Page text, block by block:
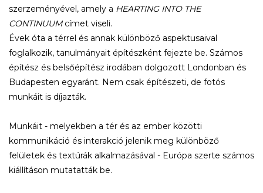
szerzeményével, amely a HEARTING INTO THE
CONTINUUMcímet viseli.
Évek óta a térrel és annak különböző aspektusaival
foglalkozik, tanulmányait építészként fejezte be. Számos
építész és belsőépítész irodában dolgozott Londonban és
Budapesten egyaránt. Nem csak építészeti, de fotós
munkáit is díjazták.
Munkáit - melyekben a tér és az ember közötti
kommunikáció és interakció jelenik meg különböző
felületek és textúrák alkalmazásával - Európa szerte számos
kiállításon mutatatták be.